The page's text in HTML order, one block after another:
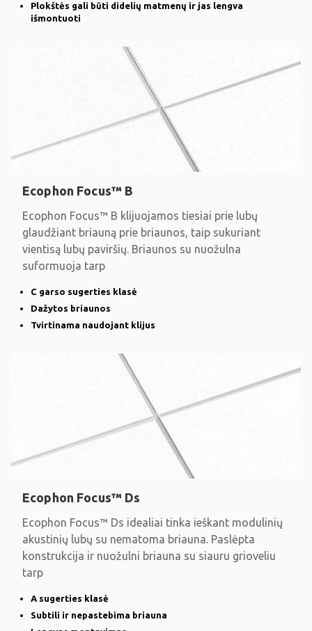
Plokštės gali būti didelių matmenų ir jas lengva
išmontuoti
Ecophon Focus™ B
Ecophon Focus™ B klijuojamos tiesiai prie lubų
glaudžiant briauną prie briaunos, taip sukuriant
vientisą lubų paviršių. Briaunos su nuožulna
suformuoja tarp
C garso sugerties klasė
Dažytos briaunos
Tvirtinama naudojant klijus
Ecophon Focus™ Ds
Ecophon Focus™ Ds idealiai tinka ieškant modulinių
akustinių lubų su nematoma briauna. Paslėpta
konstrukcija ir nuožulni briauna su siauru grioveliu
tarp
A sugerties klasė
Subtili ir nepastebima briauna